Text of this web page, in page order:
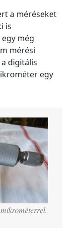
a méréseket
is
még
mérési
digitális
egy